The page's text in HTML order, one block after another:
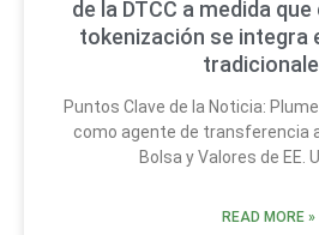
de la DTCC a medida
tokenización se integra
Puntos Clave de la Noticia:
como agente de transferencia
Bolsa y Valores de EE.
READ MORE »